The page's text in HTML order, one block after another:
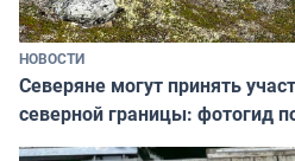
НОВОСТИ
Северяне могут принять
северной границы: фотогид